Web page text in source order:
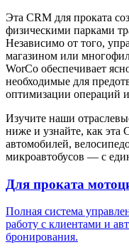
Эта CRM для проката
физическими парками
Независимо от того,
магазином или
WorCo обеспечивает
необходимые для
оптимизации операций
Изучите наши
ниже и узнайте, как эта
автомобилей,
микроавтобусов — с
Для проката
Полная система
работу с клиентами и
бронирования.